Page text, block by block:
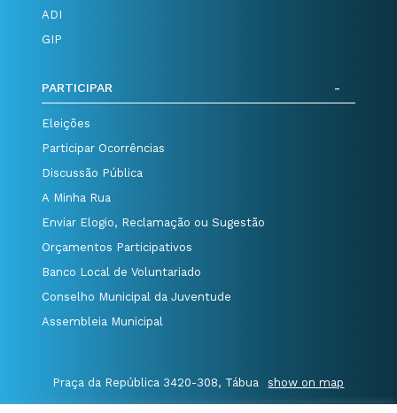
ADI
GIP
PARTICIPAR
Eleições
Participar Ocorrências
Discussão Pública
A Minha Rua
Enviar Elogio, Reclamação ou Sugestão
Orçamentos Participativos
Banco Local de Voluntariado
Conselho Municipal da Juventude
Assembleia Municipal
Praça da República 3420-308, Tábua show on map